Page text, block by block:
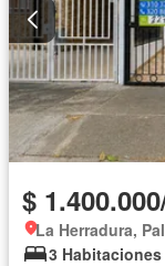
$
La Herradura,
3 Habitaciones